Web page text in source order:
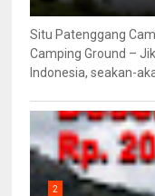
Situ Patenggang
Camping Ground –
Indonesia, seakan-
2